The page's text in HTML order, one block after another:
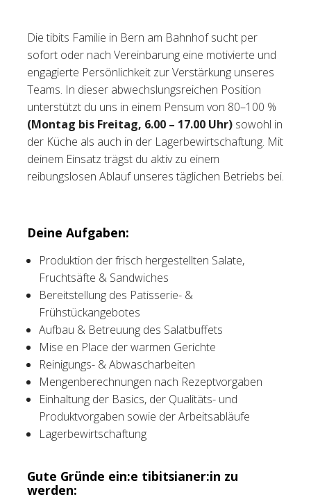
Login
Schweiz (DE)
Die tibits Familie in Bern am Bahnhof sucht per
sofort oder nach Vereinbarung eine motivierte und
engagierte Persönlichkeit zur Verstärkung unseres
Teams. In dieser abwechslungsreichen Position
unterstützt du uns in einem Pensum von 80–100 %
(Montag bis Freitag, 6.00 – 17.00 Uhr) sowohl in
der Küche als auch in der Lagerbewirtschaftung. Mit
deinem Einsatz trägst du aktiv zu einem
reibungslosen Ablauf unseres täglichen Betriebs bei.
Deine Aufgaben:
Produktion der frisch hergestellten Salate,
Fruchtsäfte & Sandwiches
Bereitstellung des Patisserie- &
Frühstückangebotes
Aufbau & Betreuung des Salatbuffets
Mise en Place der warmen Gerichte
Reinigungs- & Abwascharbeiten
Mengenberechnungen nach Rezeptvorgaben
Einhaltung der Basics, der Qualitäts- und
Produktvorgaben sowie der Arbeitsabläufe
Lagerbewirtschaftung
Gute Gründe ein:e tibitsianer:in zu
werden: